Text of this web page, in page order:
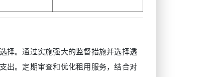
择。通过实施强大的监督措施并选择透
出。定期审查和优化租用服务，结合对